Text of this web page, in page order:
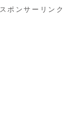
スポンサーリンク